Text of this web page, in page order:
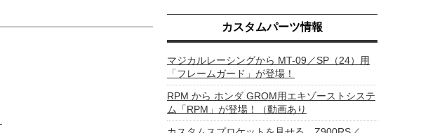
カスタムパーツ情報
マジカルレーシングから MT-09／SP（24）用
「フレームガード」が登場！
RPM から ホンダ GROM用エキゾーストシステ
ム「RPM」が登場！（動画あり